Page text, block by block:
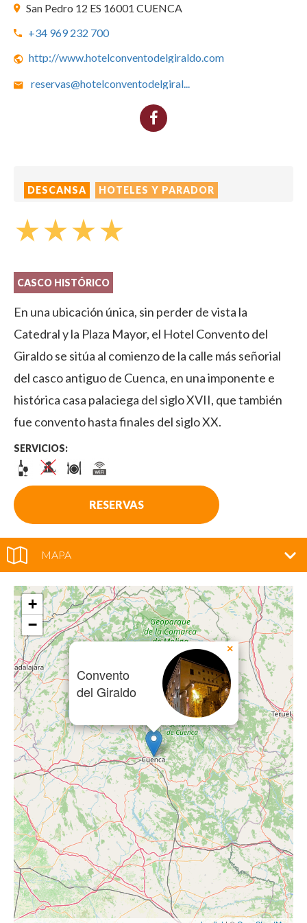
San Pedro 12 ES 16001 CUENCA
+34 969 232 700
http://www.hotelconventodelgiraldo.com
reservas@hotelconventodelgiral...
DESCANSA HOTELES Y PARADOR
star_ratestar_ratestar_ratestar_rate
CASCO HISTÓRICO
En una ubicación única, sin perder de vista la
Catedral y la Plaza Mayor, el Hotel Convento del
Giraldo se sitúa al comienzo de la calle más señorial
del casco antiguo de Cuenca, en una imponente e
histórica casa palaciega del siglo XVII, que también
fue convento hasta finales del siglo XX.
SERVICIOS:
RESERVAS
MAPA
Convento
del Giraldo
×
+
−